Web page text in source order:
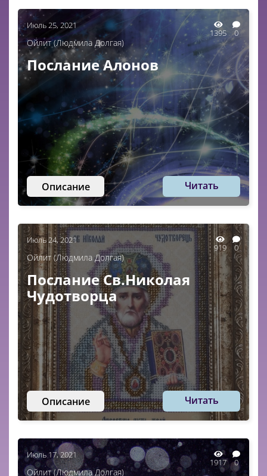
Июль 25, 2021
1395 0
Ойлит (Людмила Долгая)
Послание Алонов
Описание Читать
Июль 24, 2021
919 0
Ойлит (Людмила Долгая)
Послание Св.Николая
Чудотворца
Описание Читать
Июль 17, 2021
1917 0
Ойлит (Людмила Долгая)